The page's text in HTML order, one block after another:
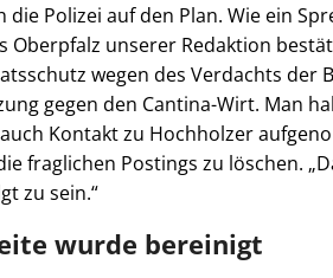
die Polizei auf den Plan. Wie ein
Oberpfalz unserer Redaktion
wegen des Verdachts der
gegen den Cantina-Wirt. Man
Kontakt zu Hochholzer
fraglichen Postings zu löschen.
zu sein.“
wurde bereinigt